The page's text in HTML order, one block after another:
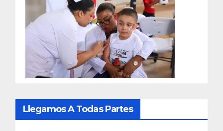
Llegamos A Todas Partes